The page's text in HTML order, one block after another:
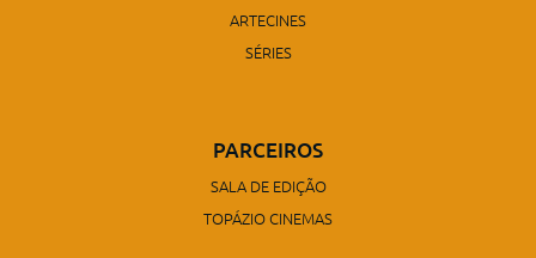
ARTECINES
SÉRIES
PARCEIROS
SALA DE EDIÇÃO
TOPÁZIO CINEMAS